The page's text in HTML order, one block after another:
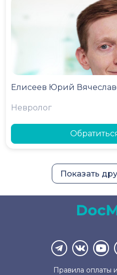
Елисеев Юрий
Невролог
Показать
Правила оплаты и